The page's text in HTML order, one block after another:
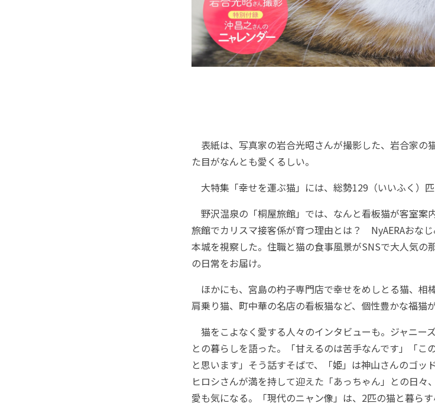
表紙は、写真家の岩合光昭さんが撮影した、岩合家の
た目がなんとも愛くるしい。
大特集「幸せを運ぶ猫」には、総勢129（いいふく）匹
野沢温泉の「桐屋旅館」では、なんと看板猫が客室案
旅館でカリスマ接客係が育つ理由とは？ NyAERAおな
本城を視察した。住職と猫の食事風景がSNSで大人気の
の日常をお届け。
ほかにも、宮島の杓子専門店で幸せをめしとる猫、相
肩乗り猫、町中華の名店の看板猫など、個性豊かな福猫
猫をこよなく愛する人々のインタビューも。ジャニー
との暮らしを語った。「甘えるのは苦手なんです」「こ
と思います」そう話すそばで、「姫」は神山さんのゴッ
ヒロシさんが満を持して迎えた「あっちゃん」との日
愛も気になる。「現代のニャン像」は、2匹の猫と暮らす